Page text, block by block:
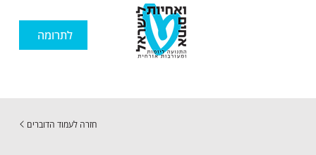
לתרומה
חזרה לעמוד הדוברים